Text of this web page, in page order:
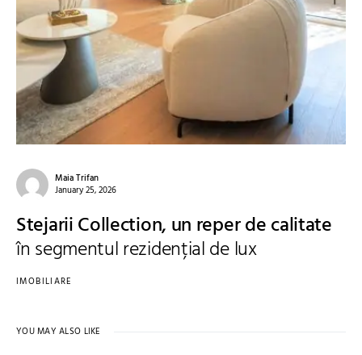
Maia Trifan
January 25, 2026
Stejarii Collection, un reper de calitate
în segmentul rezidențial de lux
IMOBILIARE
YOU MAY ALSO LIKE